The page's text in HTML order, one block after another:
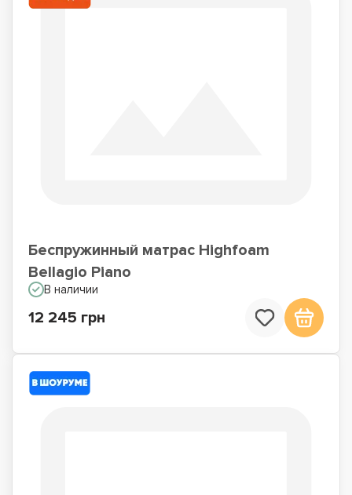
Недорогие матрасы
Беспружинный матрас Highfoam
Bellagio Piano
В наличии
12 245 грн